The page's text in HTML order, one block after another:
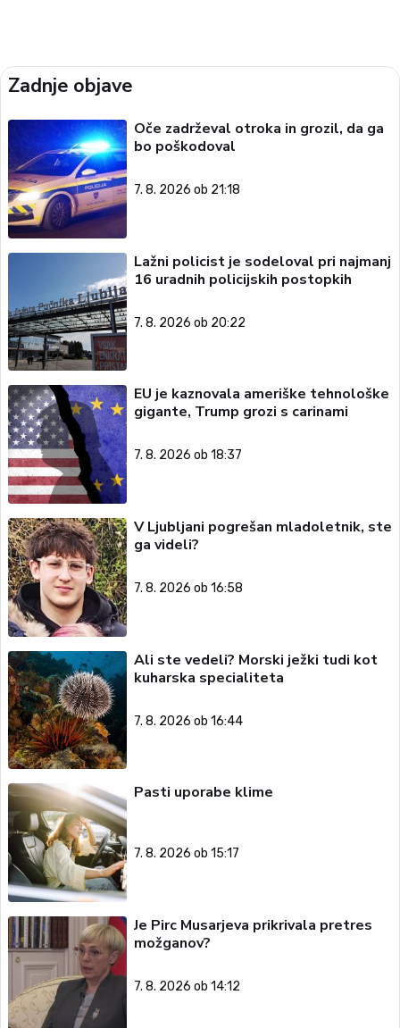
Zadnje objave
Oče zadrževal otroka in grozil, da ga
bo poškodoval
7. 8. 2026 ob 21:18
Lažni policist je sodeloval pri najmanj
16 uradnih policijskih postopkih
7. 8. 2026 ob 20:22
EU je kaznovala ameriške tehnološke
gigante, Trump grozi s carinami
7. 8. 2026 ob 18:37
V Ljubljani pogrešan mladoletnik, ste
ga videli?
7. 8. 2026 ob 16:58
Ali ste vedeli? Morski ježki tudi kot
kuharska specialiteta
7. 8. 2026 ob 16:44
Pasti uporabe klime
7. 8. 2026 ob 15:17
Je Pirc Musarjeva prikrivala pretres
možganov?
7. 8. 2026 ob 14:12